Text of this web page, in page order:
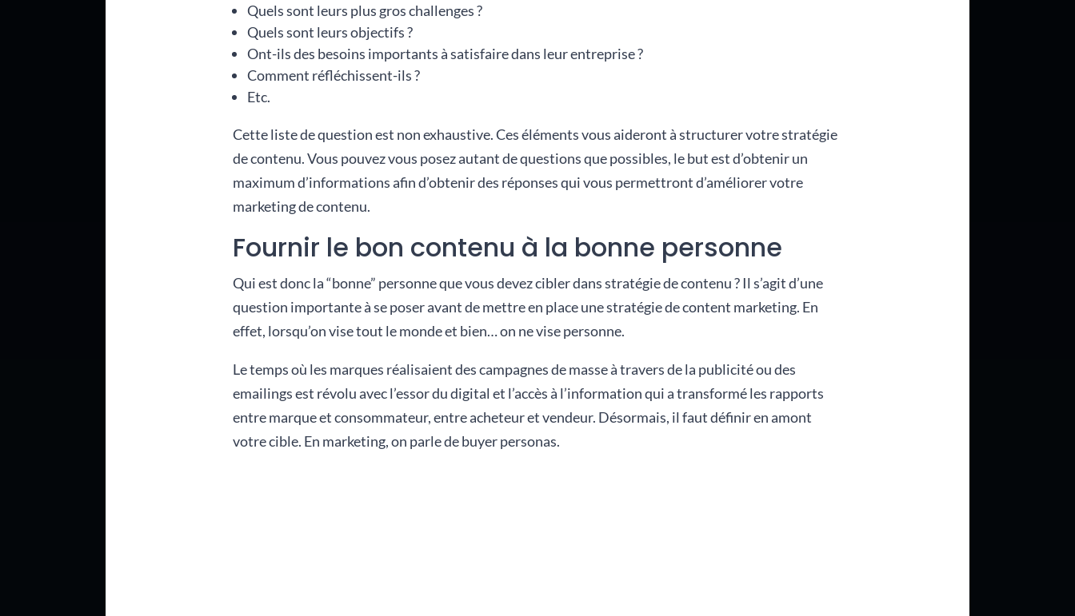
Quels sont leurs plus gros challenges ?
Quels sont leurs objectifs ?
Ont-ils des besoins importants à satisfaire dans leur entreprise ?
Comment réfléchissent-ils ?
Etc.
Cette liste de question est non exhaustive.Ces éléments vous aideront à structurer votre stratégie
de contenu.Vous pouvez vous posez autant de questions que possibles, le but est d’obtenir un
maximum d’informations afin d’obtenir des réponses qui vous permettront d’améliorer votre
marketing de contenu.
Fournir le bon contenu à la bonne personne
Qui est donc la “bonne” personne que vous devez cibler dans stratégie de contenu ? Il s’agit d’une
question importante à se poser avant de mettre en place une stratégie de content marketing. En
effet, lorsqu’on vise tout le monde et bien… on ne vise personne.
Le temps où les marques réalisaient des campagnes de masse à travers de la publicité ou des
emailings est révolu avec l’essor du digital et l’accès à l’information qui a transformé les rapports
entre marque et consommateur, entre acheteur et vendeur. Désormais, il faut définir en amont
votre cible. En marketing, on parle de buyer personas.